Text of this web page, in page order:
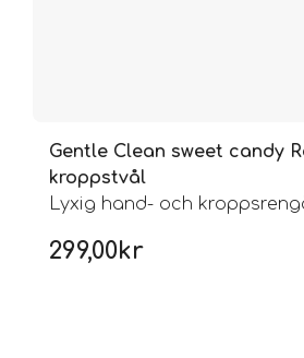
Gentle Clean sweet candy
kroppstvål
Lyxig hand- och
299,00kr